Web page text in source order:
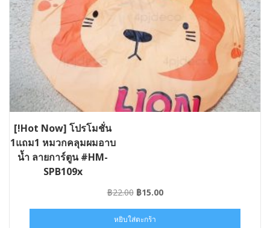
[!Hot Now] โปรโมชั่น
1แถม1 หมวกคลุมผมอาบ
น้ำ ลายการ์ตูน #HM-
SPB109x
฿22.00 Original
was:
฿15.00Current
หยิบใส่ตะกร้า